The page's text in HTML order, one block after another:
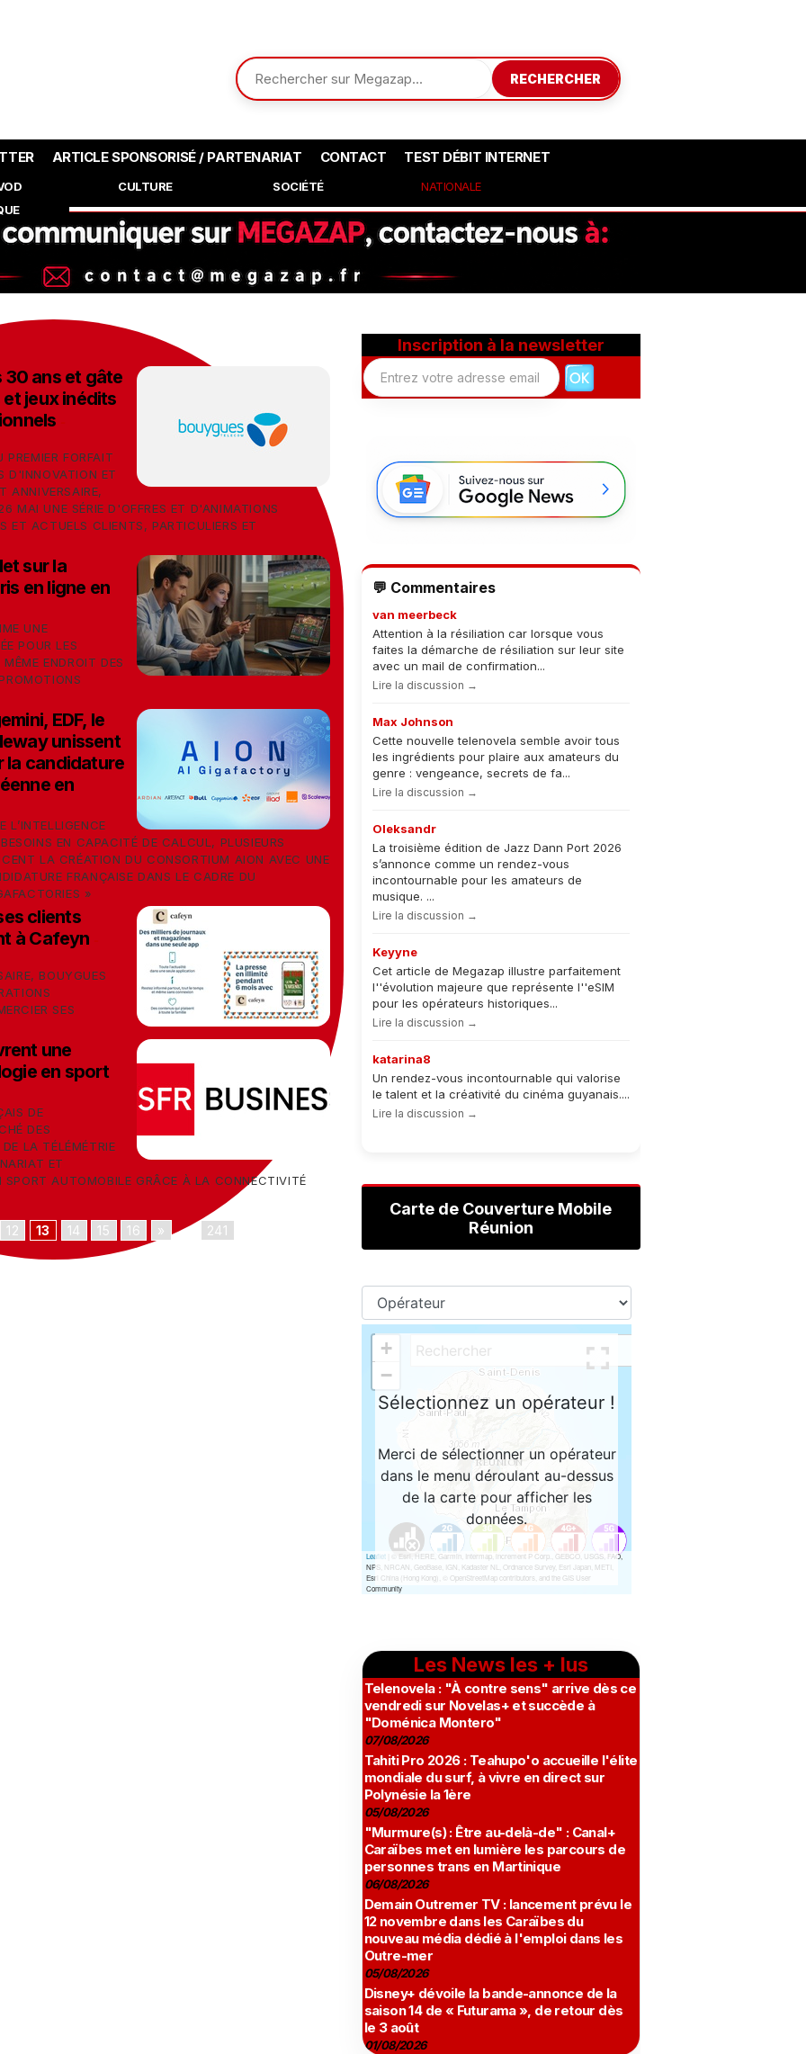
RECHERCHER
CULTURE SOCIÉTÉ
NATIONALE
ARTICLE SPONSORISÉ / PARTENARIAT CONTACT TEST DÉBIT INTERNET
30 ans et gâte
jeux inédits
FORFAIT
D'INNOVATION ET
ANNIVERSAIRE,
MAI UNE SÉRIE D'OFFRES ET D'ANIMATIONS
ET ACTUELS CLIENTS, PARTICULIERS ET
sur la
en ligne en
UNE
POUR LES
ENDROIT DES
EDF, le
unissent
la candidature
en
L’INTELLIGENCE
EN CAPACITÉ DE CALCUL, PLUSIEURS
LA CRÉATION DU CONSORTIUM AION AVEC UNE
FRANÇAISE DANS LE CADRE DU
»
clients
à Cafeyn
BOUYGUES
SES
une
en sport
DE
DES
LA TÉLÉMÉTRIE
ET
SPORT AUTOMOBILE GRÂCE À LA CONNECTIVITÉ
12 13 14 15 16 » ... 241
Inscription à la newsletter
💬 Commentaires
van meerbeck
Attention à la résiliation car lorsque vous
faites la démarche de résiliation sur leur site
avec un mail de confirmation...
Lire la discussion →
Max Johnson
Cette nouvelle telenovela semble avoir tous
les ingrédients pour plaire aux amateurs du
genre : vengeance, secrets de fa...
Lire la discussion →
Oleksandr
La troisième édition de Jazz Dann Port 2026
s’annonce comme un rendez-vous
incontournable pour les amateurs de
musique. ...
Lire la discussion →
Keyyne
Cet article de Megazap illustre parfaitement
l''évolution majeure que représente l''eSIM
pour les opérateurs historiques...
Lire la discussion →
katarina8
Un rendez-vous incontournable qui valorise
le talent et la créativité du cinéma guyanais....
Lire la discussion →
Carte de Couverture Mobile
Réunion
Les News les + lus
Telenovela : "À contre sens" arrive dès ce
vendredi sur Novelas+ et succède à
"Doménica Montero"
07/08/2026
Tahiti Pro 2026 : Teahupo'o accueille l'élite
mondiale du surf, à vivre en direct sur
Polynésie la 1ère
05/08/2026
"Murmure(s) : Être au-delà-de" : Canal+
Caraïbes met en lumière les parcours de
personnes trans en Martinique
06/08/2026
Demain Outremer TV : lancement prévu le
12 novembre dans les Caraïbes du
nouveau média dédié à l'emploi dans les
Outre-mer
05/08/2026
Disney+ dévoile la bande-annonce de la
saison 14 de « Futurama », de retour dès
le 3 août
01/08/2026